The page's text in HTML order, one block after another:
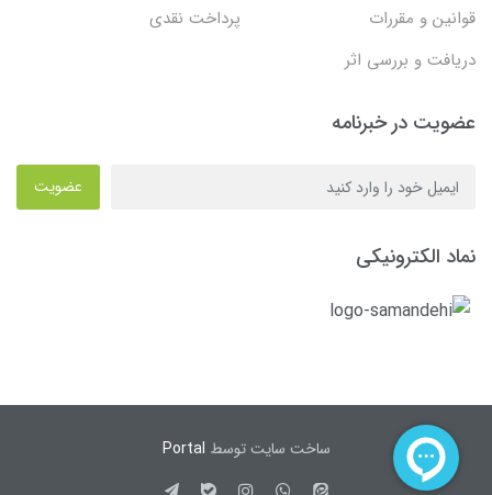
قوانین و مقررات
پرداخت نقدی
دریافت و بررسی اثر
عضویت در خبرنامه
عضویت
نماد الکترونیکی
ساخت سایت توسط Portal